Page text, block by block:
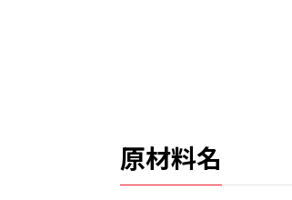
原材料名